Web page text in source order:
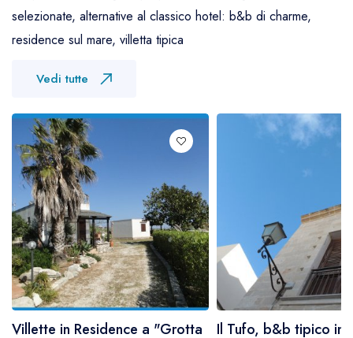
selezionate, alternative al classico hotel: b&b di charme,
residence sul mare, villetta tipica
Vedi tutte
Villette in Residence a "Grotta Il Tufo, b&b tipico in